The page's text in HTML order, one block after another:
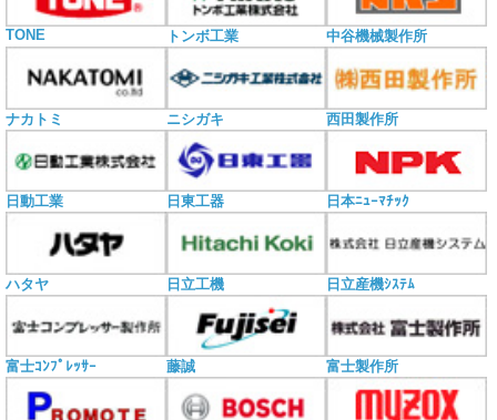
TONE トンボ工業 中谷機械製作所
ナカトミ ニシガキ 西田製作所
日動工業 日東工器 日本ﾆｭｰﾏﾁｯｸ
ハタヤ 日立工機 日立産機ｼｽﾃﾑ
富士ｺﾝﾌﾟﾚｯｻｰ 藤誠 富士製作所